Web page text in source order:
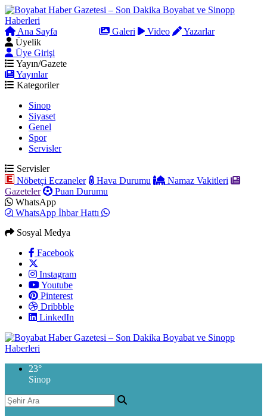
Ana Sayfa Galeri Video
Yazarlar
Üyelik
Üye Girişi
Yayın/Gazete
Yayınlar
Kategoriler
Sinop
Siyaset
Genel
Spor
Servisler
Servisler
Nöbetçi Eczaneler
Hava Durumu
Namaz Vakitleri
Gazeteler
Puan Durumu
WhatsApp
WhatsApp İhbar Hattı
Sosyal Medya
Facebook
Instagram
Youtube
Pinterest
Dribbble
LinkedIn
23°
Sinop